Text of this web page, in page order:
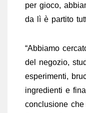
per gioco,
da lì è partito
“Abbiamo
del negozio,
esperimenti,
ingredienti e
conclusione